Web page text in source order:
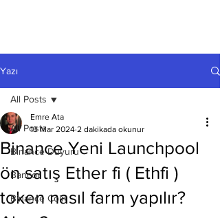
Yazı
All Posts
Binance Duyuru
Bancor
Binance Coin
All Posts
Binance Yeni Launchpool
ön satış Ether fi ( Ethfi )
token nasıl farm yapılır?
Emre Ata
13 Mar 2024 2 dakikada okunur